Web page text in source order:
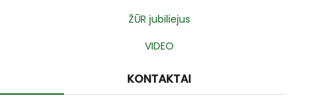
ŽŪR jubiliejus
VIDEO
KONTAKTAI